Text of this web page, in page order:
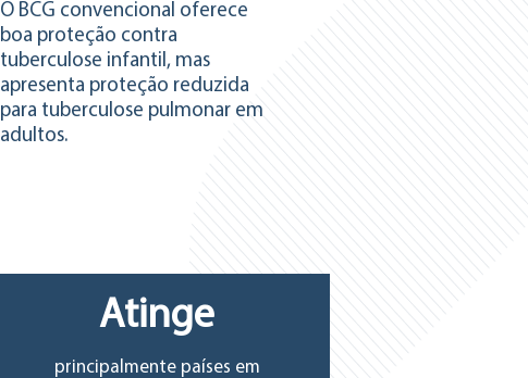
O BCG convencional oferece
boa proteção contra
tuberculose infantil, mas
apresenta proteção reduzida
para tuberculose pulmonar em
adultos.
Atinge
principalmente países em